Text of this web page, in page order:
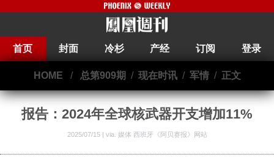
首页 封面 冷杉 产经 订阅 登录
HOME / 总第909期 / 现在时讯/ 军情/ 正文
报告：2024年全球核武器开支增加11%
2025/07/15 | via. 媒体 西班牙《阿贝赛报》网站